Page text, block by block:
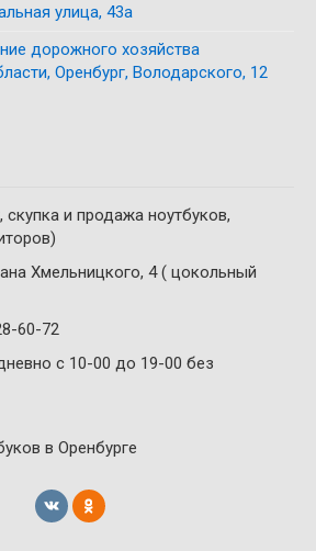
улица, 43а
дорожного хозяйства
Оренбург, Володарского, 12
и продажа ноутбуков,
Хмельницкого, 4 ( цокольный
60-72
с 10-00 до 19-00 без
в Оренбурге